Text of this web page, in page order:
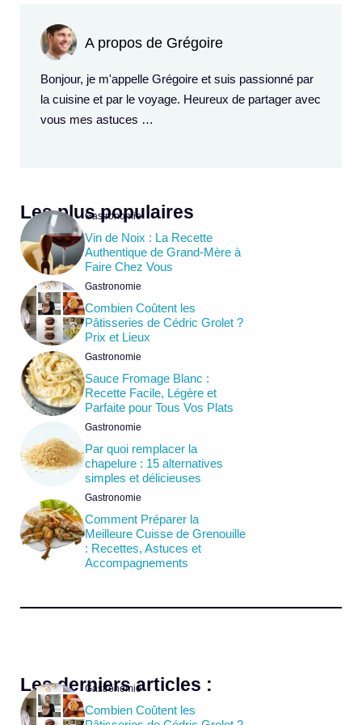
A propos de Grégoire
Bonjour, je m'appelle Grégoire et suis passionné par
la cuisine et par le voyage. Heureux de partager avec
vous mes astuces …
Les plus populaires
Gastronomie
Vin de Noix : La Recette
Authentique de Grand-Mère à
Faire Chez Vous
Gastronomie
Combien Coûtent les
Pâtisseries de Cédric Grolet ?
Prix et Lieux
Gastronomie
Sauce Fromage Blanc :
Recette Facile, Légère et
Parfaite pour Tous Vos Plats
Gastronomie
Par quoi remplacer la
chapelure : 15 alternatives
simples et délicieuses
Gastronomie
Comment Préparer la
Meilleure Cuisse de Grenouille
: Recettes, Astuces et
Accompagnements
Les derniers articles :
Gastronomie
Combien Coûtent les